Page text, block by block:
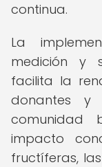
continua.
La
medición y
facilita la
donantes y
comunidad
impacto
fructíferas,